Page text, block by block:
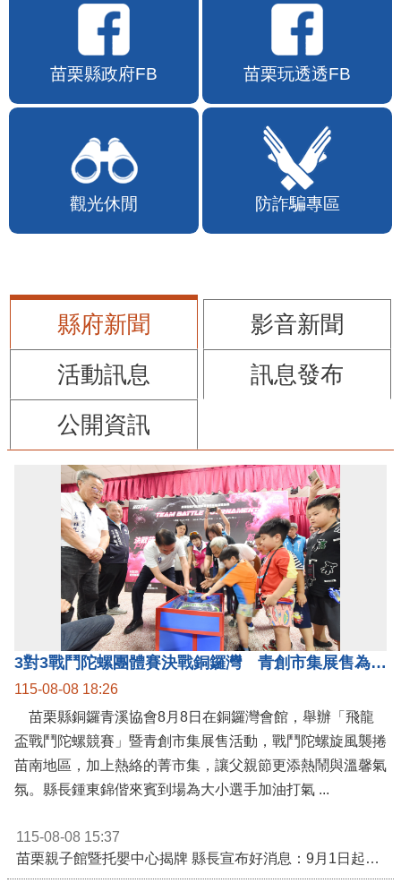
苗栗縣政府FB 苗栗玩透透FB
觀光休閒 防詐騙專區
縣府新聞
影音新聞
活動訊息
訊息發布
公開資訊
3對3戰鬥陀螺團體賽決戰銅鑼灣 青創市集展售為父親節增添繽紛
115-08-08 18:26
苗栗縣銅鑼青溪協會8月8日在銅鑼灣會館，舉辦「飛龍
盃戰鬥陀螺競賽」暨青創市集展售活動，戰鬥陀螺旋風襲捲
苗南地區，加上熱絡的菁市集，讓父親節更添熱鬧與溫馨氣
氛。縣長鍾東錦偕來賓到場為大小選手加油打氣 ...
115-08-08 15:37
苗栗親子館暨托嬰中心揭牌 縣長宣布好消息：9月1日起調降臨時托嬰費用